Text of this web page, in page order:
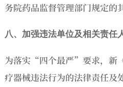
务院药品监督管理部门规定的
八、加强违法单位及相关责任
为落实“四个最严”要求，新
疗器械违法行为的法律责任及